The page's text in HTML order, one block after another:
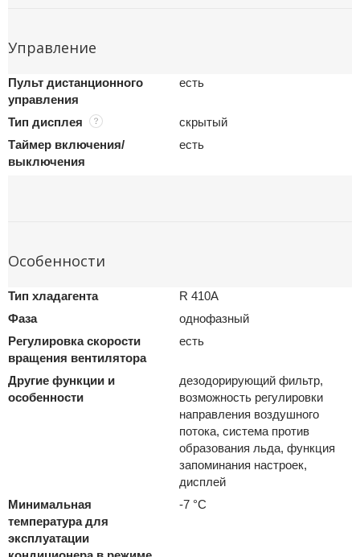
Управление
Пульт дистанционного
управления
есть
Тип дисплея
скрытый
Таймер включения/
выключения
есть
Особенности
Тип хладагента
R 410A
Фаза
однофазный
Регулировка скорости
вращения вентилятора
есть
Другие функции и
особенности
дезодорирующий фильтр,
возможность регулировки
направления воздушного
потока, система против
образования льда, функция
запоминания настроек,
дисплей
Минимальная
температура для
эксплуатации
-7 °С